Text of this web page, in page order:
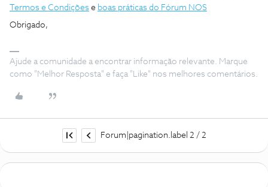
Termos e Condições e boas práticas do Fórum NOS
Obrigado,
Ajude a comunidade a encontrar informação relevante. Marque
como "Melhor Resposta" e faça "Like" nos melhores comentários.
Forum|pagination.label 2 / 2